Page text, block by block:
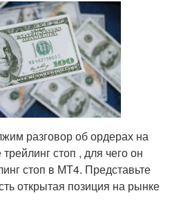
разговор об ордерах на
стоп , для чего он
стоп в МТ4. Представьте
открытая позиция на рынке